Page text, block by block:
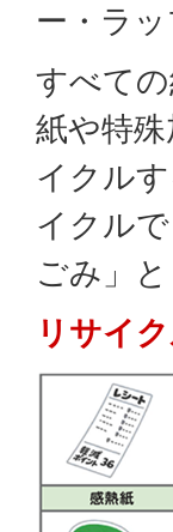
ー・ラ
すべて
紙や特
イクル
イクル
ごみ」
リサイ